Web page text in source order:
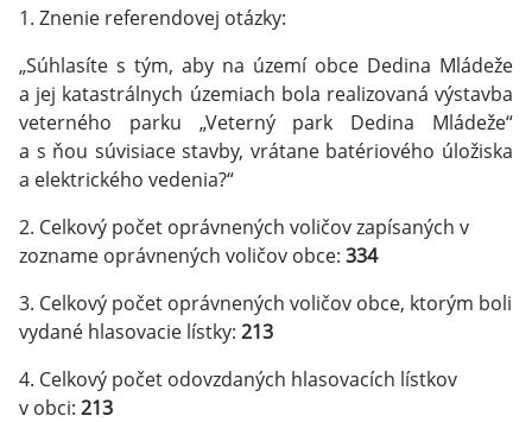
1. Znenie referendovej otázky:
„Súhlasíte s tým, aby na území obce Dedina Mládeže
a jej katastrálnych územiach bola realizovaná výstavba
veterného parku „Veterný park Dedina Mládeže“
a s ňou súvisiace stavby, vrátane batériového úložiska
a elektrického vedenia?“
2. Celkový počet oprávnených voličov zapísaných v
zozname oprávnených voličov obce: 334
3. Celkový počet oprávnených voličov obce, ktorým boli
vydané hlasovacie lístky: 213
4. Celkový počet odovzdaných hlasovacích lístkov
v obci: 213